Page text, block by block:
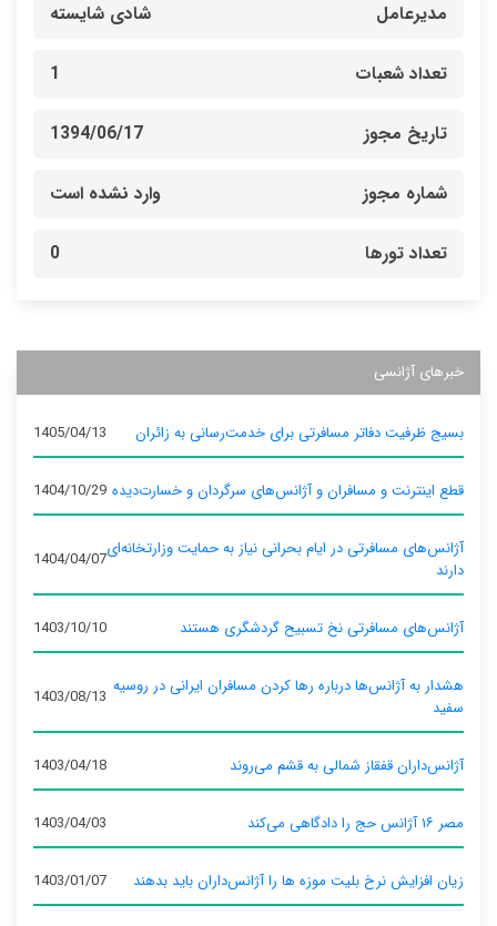
مدیرعامل شادی شایسته
تعداد شعبات 1
تاریخ مجوز 1394/06/17
شماره مجوز وارد نشده است
تعداد تورها 0
خبرهای آژانسی
بسیج ظرفیت دفاتر مسافرتی برای خدمت‌رسانی به زائران 1405/04/13
قطع اینترنت و مسافران و آژانس‌های سرگردان و خسارت‌دیده 1404/10/29
آژانس‌های مسافرتی در ایام بحرانی نیاز به حمایت وزارتخانه‌ای
دارند
1404/04/07
آژانس‌های مسافرتی نخ تسبیح گردشگری هستند 1403/10/10
هشدار به آژانس‌ها درباره رها کردن مسافران ایرانی در روسیه
سفید
1403/08/13
آژانس‌داران قفقاز شمالی به قشم می‌روند 1403/04/18
مصر ۱۶ آژانس حج را دادگاهی می‌کند 1403/04/03
زیان افزایش نرخ بلیت موزه ها را آژانس‌داران باید بدهند 1403/01/07